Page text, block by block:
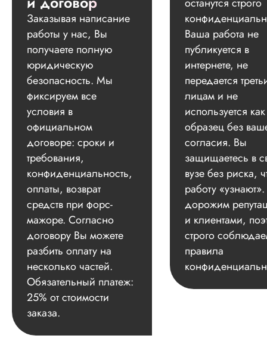
Заказывая написание
работы у нас, Вы
получаете полную
юридическую
безопасность. Мы
фиксируем все
условия в
официальном
договоре: сроки и
требования,
конфиденциальность,
оплаты, возврат
средств при форс-
мажоре. Согласно
договору Вы можете
разбить оплату на
несколько частей.
Обязательный платеж:
25% от стоимости
заказа.
Ваша работа не
публикуется в
интернете, не
передается
лицам и не
используется как
образец без
согласия. Вы
защищаетесь в
вузе без риска,
работу
дорожим
и клиентами,
строго
правила